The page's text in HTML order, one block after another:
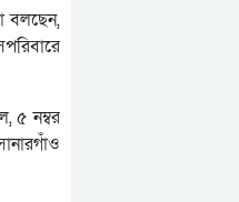
বলছেন,
৫ নম্বর